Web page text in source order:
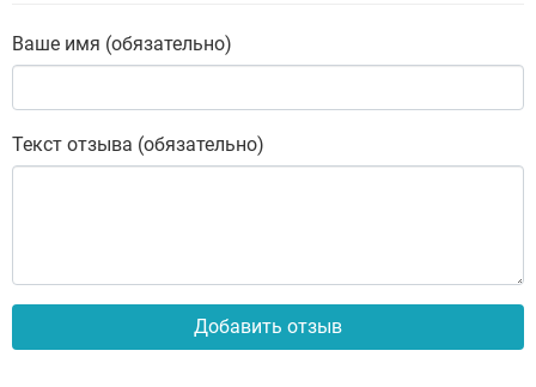
Ваше имя (обязательно)
Текст отзыва (обязательно)
Добавить отзыв